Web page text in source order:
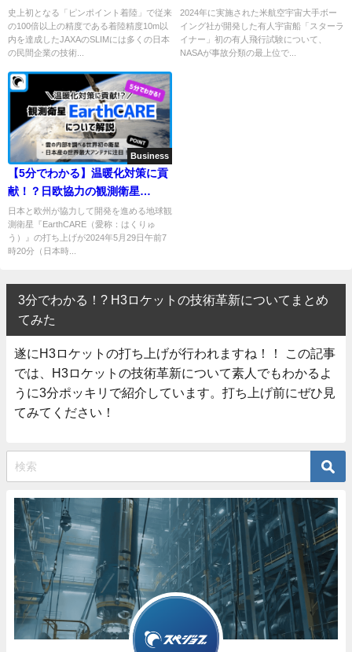
企業の技術を紹介！
史上初となる「ピンポイント着陸」で従来
の100倍以上の精度である着陸精度10m以
内を達成したJAXAのSLIMには多くの日本
の民間企業の技術...
類、再発防止へ
2024年に実施された米航空宇宙大手ボー
イング社が開発した有人宇宙船「スターラ
イナー」初の有人飛行試験について、
NASAが事故分類の最上位で...
Business
【5分でわかる】温暖化対策に貢
献！？日欧協力の観測衛星
『EarthCARE』について
日本と欧州が協力して開発を進める地球観
測衛星『EarthCARE（愛称：はくりゅ
う）』の打ち上げが2024年5月29日午前7
時20分（日本時...
3分でわかる！? H3ロケットの技術革新についてまとめ
てみた
遂にH3ロケットの打ち上げが行われますね！！ この記事
では、H3ロケットの技術革新について素人でもわかるよ
うに3分ポッキリで紹介しています。打ち上げ前にぜひ見
てみてください！